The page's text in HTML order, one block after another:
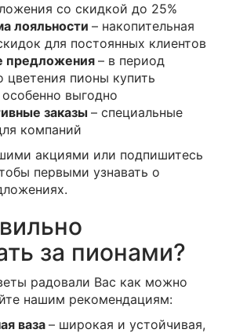
со скидкой до 25%
лояльности – накопительная
для постоянных клиентов
предложения– в период
цветения пионы купить
выгодно
заказы – специальные
компаний
акциями или подпишитесь
первыми узнавать о
за пионами?
радовали Вас как можно
нашим рекомендациям:
ваза– широкая и устойчивая,